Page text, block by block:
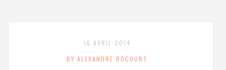
16 AVRIL 2014
BY ALEXANDRE ROCOURT